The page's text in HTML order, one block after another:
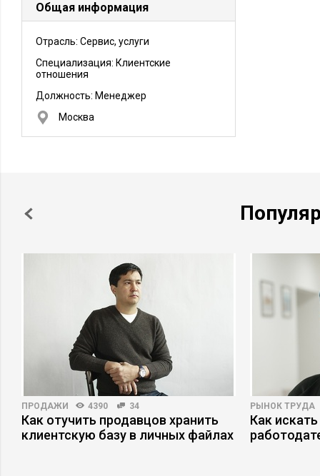
Общая информация
Отрасль: Сервис, услуги
Специализация: Клиентские
отношения
Должность: Менеджер
Москва
ПРОДАЖИ 4390 34
Как отучить продавцов хранить
клиентскую базу в личных файлах
РЫНОК ТРУДА
Как